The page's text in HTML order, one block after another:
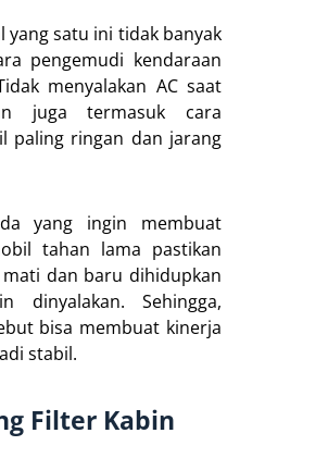
yang satu ini tidak banyak
pengemudi kendaraan
menyalakan AC saat
juga termasuk cara
paling ringan dan jarang
yang ingin membuat
tahan lama pastikan
dan baru dihidupkan
dinyalakan. Sehingga,
bisa membuat kinerja
stabil.
Filter Kabin